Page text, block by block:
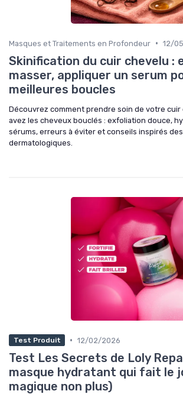
Masques et Traitements en Profondeur • 12/
Skinification du cuir chevelu :
masser, appliquer un serum
meilleures boucles
Découvrez comment prendre soin de votre cuir
avez les cheveux bouclés : exfoliation douce,
sérums, erreurs à éviter et conseils inspirés
dermatologiques.
Test Produit • 12/02/2026
Test Les Secrets de Loly
masque hydratant qui fait le
magique non plus)